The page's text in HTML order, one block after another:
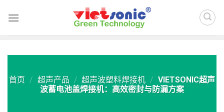
首页 / 超声产品 / 超声波塑料焊接机 / VIETSONIC超声
波蓄电池盖焊接机：高效密封与防漏方案